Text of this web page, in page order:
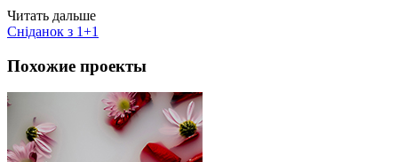
Читать дальше
Сніданок з 1+1
Похожие проекты